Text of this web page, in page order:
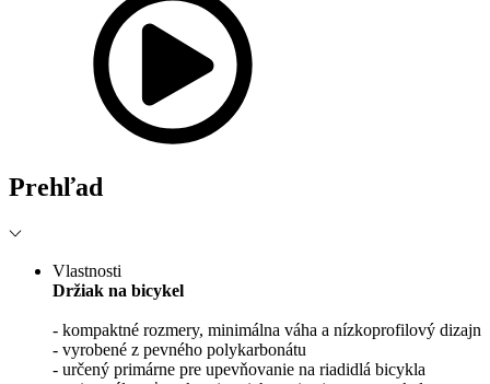
Prehľad
Vlastnosti
Držiak na bicykel
- kompaktné rozmery, minimálna váha a nízkoprofilový dizajn
- vyrobené z pevného polykarbonátu
- určený primárne pre upevňovanie na riadidlá bicykla